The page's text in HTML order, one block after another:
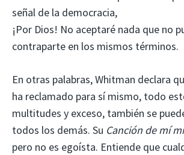
señal de la democracia,
¡Por Dios! No aceptaré nada que no
contraparte en los mismos términos.
En otras palabras, Whitman declara
ha reclamado para sí mismo, todo
multitudes y exceso, también se
todos los demás. Su Canción de mí
pero no es egoísta. Entiende que